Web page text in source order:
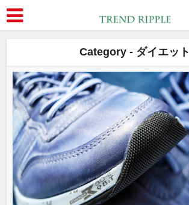
Category - ダイエット